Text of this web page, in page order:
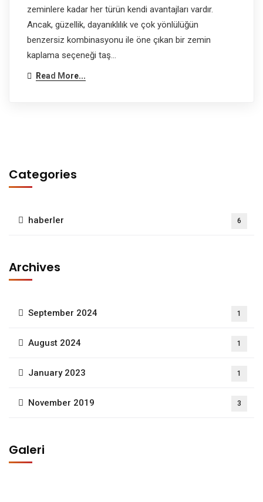
zeminlere kadar her türün kendi avantajları vardır.
Ancak, güzellik, dayanıklılık ve çok yönlülüğün
benzersiz kombinasyonu ile öne çıkan bir zemin
kaplama seçeneği taş…
Read More...
Categories
haberler 6
Archives
September 2024 1
August 2024 1
January 2023 1
November 2019 3
Galeri